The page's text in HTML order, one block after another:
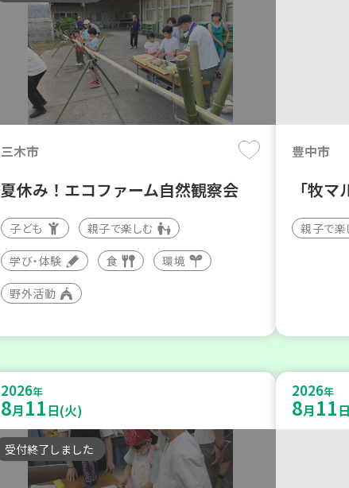
三木市
夏休み！エコファーム自然観察会
子ども 親子で楽しむ
学び・体験 食 環境
野外活動
豊中市
「牧
親子で楽
2026年
8月 11日(火)
受付終了しました
2026年
8月 11